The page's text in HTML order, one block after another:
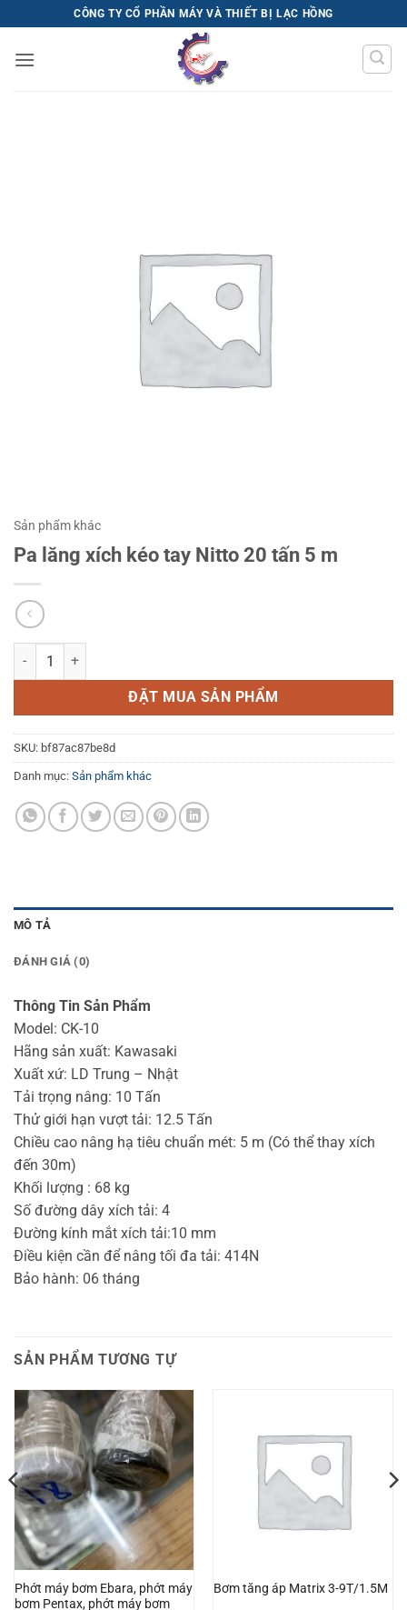
qua
nội
CÔNG TY CỔ PHẦN MÁY VÀ THIẾT BỊ LẠC HỒNG
Sản phẩm khác
Pa lăng xích kéo tay Nitto 20 tấn 5 m
Pa lăng xích kéo tay Nitto 20 tấn 5 m số lượng
ĐẶT MUA SẢN PHẨM
SKU: bf87ac87be8d
Danh mục: Sản phẩm khác
MÔ TẢ
ĐÁNH GIÁ (0)
Thông Tin Sản Phẩm
Model: CK-10
Hãng sản xuất: Kawasaki
Xuất xứ: LD Trung – Nhật
Tải trọng nâng: 10 Tấn
Thử giới hạn vượt tải: 12.5 Tấn
Chiều cao nâng hạ tiêu chuẩn mét: 5 m (Có thể thay xích
đến 30m)
Khối lượng : 68 kg
Số đường dây xích tải: 4
Đường kính mắt xích tải:10 mm
Điều kiện cần để nâng tối đa tải: 414N
Bảo hành: 06 tháng
SẢN PHẨM TƯƠNG TỰ
Phớt máy bơm Ebara, phớt máy
bơm Pentax, phớt máy bơm
Bơm tăng áp Matrix 3-9T/1.5M